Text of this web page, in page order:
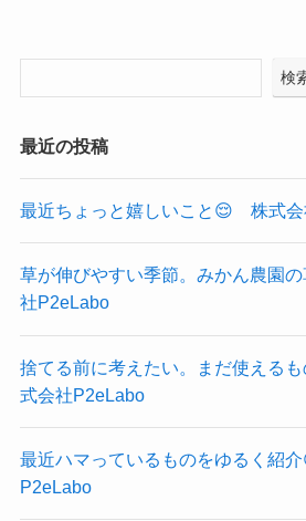
検
最近の投稿
最近ちょっと嬉しいこと😌 株式
草が伸びやすい季節。みかん農園
社P2eLabo
捨てる前に考えたい。まだ使える
式会社P2eLabo
最近ハマっているものをゆるく紹
P2eLabo